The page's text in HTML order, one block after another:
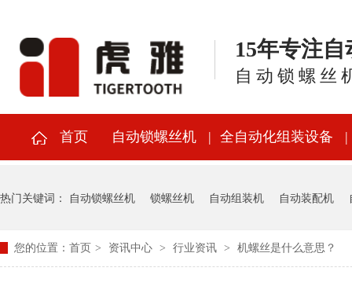
15年专注
自动锁螺丝
首页 自动锁螺丝机 全自动化组装设备
热门关键词： 自动锁螺丝机 锁螺丝机 自动组装机 自动装配机
您的位置： 首页 > 资讯中心 > 行业资讯 > 机螺丝是什么意思？